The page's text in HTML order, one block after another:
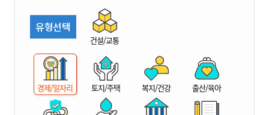
시
산
유형선택
건설/교통
경제/일자리 토지/주택 복지/건강 출산/육아